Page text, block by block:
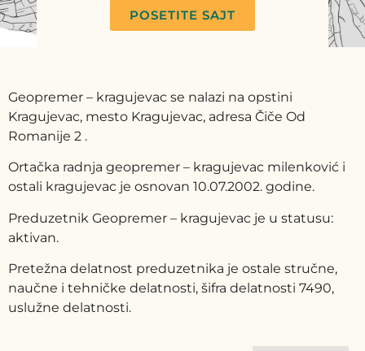
POSETITE SAJT
Geopremer – kragujevac se nalazi na opstini
Kragujevac, mesto Kragujevac, adresa Čiče Od
Romanije 2 .
Ortačka radnja geopremer – kragujevac milenković i
ostali kragujevac je osnovan 10.07.2002. godine.
Preduzetnik Geopremer – kragujevac je u statusu:
aktivan.
Pretežna delatnost preduzetnika je ostale stručne,
naučne i tehničke delatnosti, šifra delatnosti 7490,
uslužne delatnosti.